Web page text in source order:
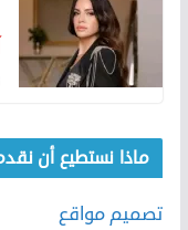
ماذا نستطيع أن
تصميم مواقع